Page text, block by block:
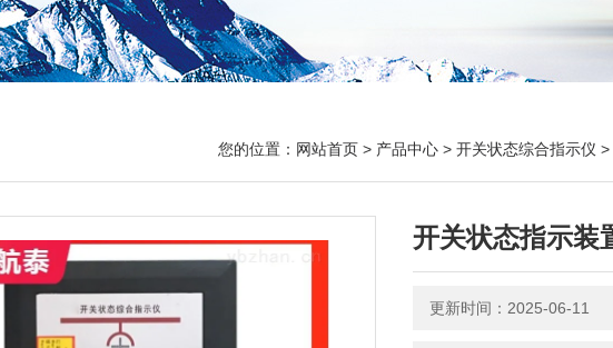
您的位置： 网站首页 > 产品中心 > 开关状态综合指示仪 >
开关状态指示装
更新时间：2025-06-11